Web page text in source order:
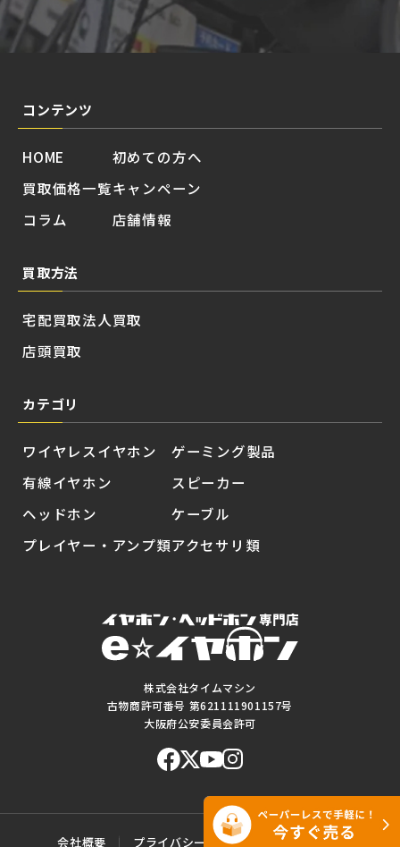
株式会社タイムマシン
古物商許可番号 第621111901157号
大阪府公安委員会許可
コンテンツ
HOME
買取価格一覧
コラム
初めての方へ
キャンペーン
店舗情報
買取方法
宅配買取
店頭買取
法人買取
カテゴリ
ワイヤレスイヤホン
有線イヤホン
ヘッドホン
プレイヤー・アンプ類
ゲーミング製品
スピーカー
ケーブル
アクセサリ類
会社概要 プライバシーポリシー ご利用規約